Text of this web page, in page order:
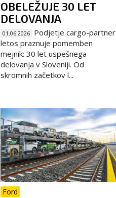
OBELEŽUJE 30 LET
DELOVANJA
01.06.2026 Podjetje cargo-partner
letos praznuje pomemben
mejnik: 30 let uspešnega
delovanja v Sloveniji. Od
skromnih začetkov l...
Ford